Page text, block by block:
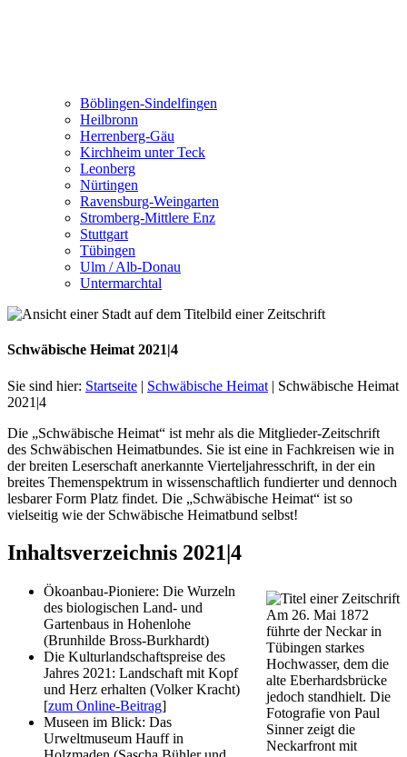
Böblingen-Sindelfingen
Heilbronn
Herrenberg-Gäu
Kirchheim unter Teck
Leonberg
Nürtingen
Ravensburg-Weingarten
Stromberg-Mittlere Enz
Stuttgart
Tübingen
Ulm / Alb-Donau
Untermarchtal
Schwäbische Heimat 2021|4
Sie sind hier: Startseite | Schwäbische Heimat | Schwäbische Heimat
2021|4
Die „Schwäbische Heimat“ ist mehr als die Mitglieder-Zeitschrift
des Schwäbischen Heimatbundes. Sie ist eine in Fachkreisen wie in
der breiten Leserschaft anerkannte Vierteljahresschrift, in der ein
breites Themenspektrum in wissenschaftlich fundierter und dennoch
lesbarer Form Platz findet. Die „Schwäbische Heimat“ ist so
vielseitig wie der Schwäbische Heimatbund selbst!
Inhaltsverzeichnis 2021|4
Am 26. Mai 1872
führte der Neckar in
Tübingen starkes
Hochwasser, dem die
alte Eberhardsbrücke
jedoch standhielt. Die
Fotografie von Paul
Sinner zeigt die
Neckarfront mit
Ökoanbau-Pioniere: Die Wurzeln
des biologischen Land- und
Gartenbaus in Hohenlohe
(Brunhilde Bross-Burkhardt)
Die Kulturlandschaftspreise des
Jahres 2021: Landschaft mit Kopf
und Herz erhalten (Volker Kracht)
[zum Online-Beitrag]
Museen im Blick: Das
Urweltmuseum Hauff in